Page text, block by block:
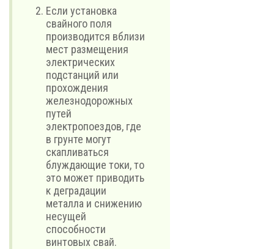
Если установка
свайного поля
производится вблизи
мест размещения
электрических
подстанций или
прохождения
железнодорожных
путей
электропоездов, где
в грунте могут
скапливаться
блуждающие токи, то
это может приводить
к деградации
металла и снижению
несущей
способности
винтовых свай.